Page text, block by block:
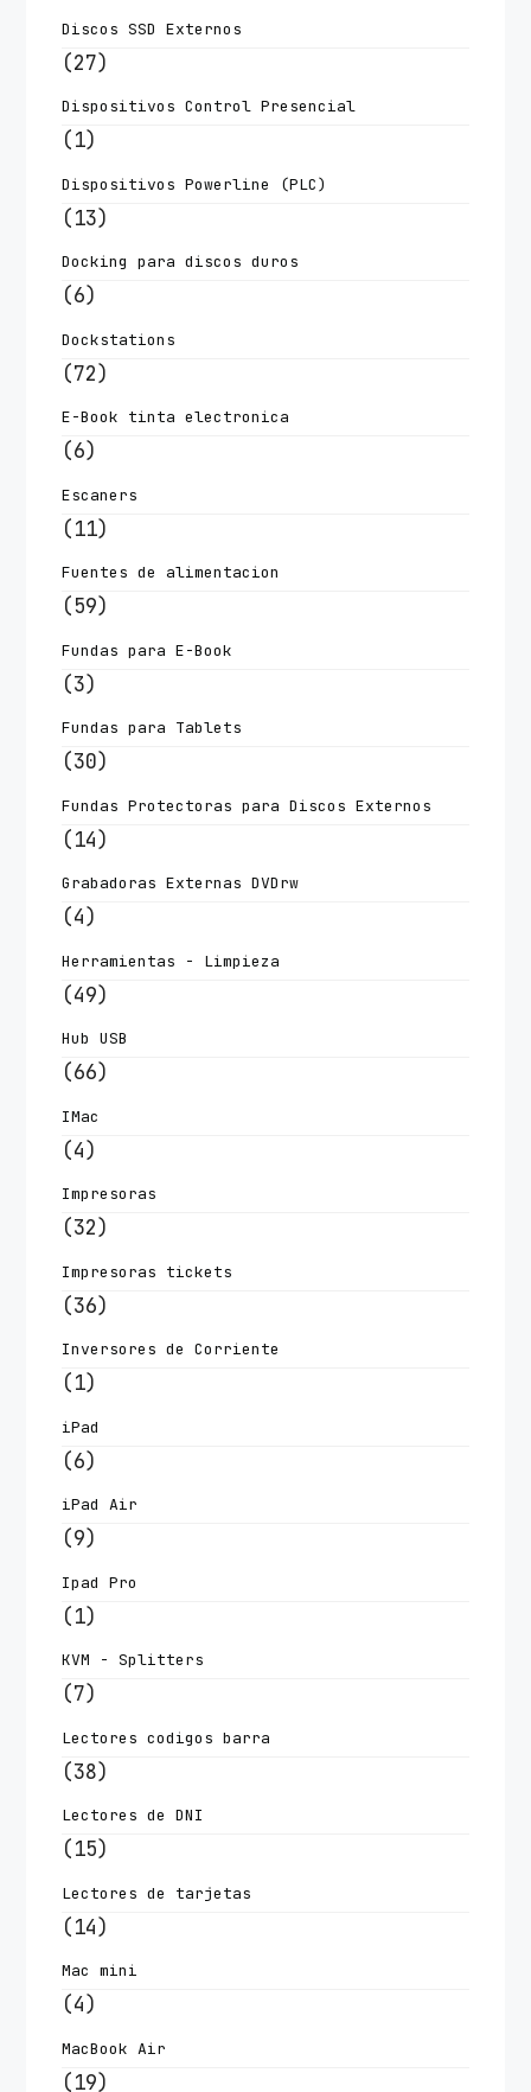
Discos SSD Externos
(27)
Dispositivos Control Presencial
(1)
Dispositivos Powerline (PLC)
(13)
Docking para discos duros
(6)
Dockstations
(72)
E-Book tinta electronica
(6)
Escaners
(11)
Fuentes de alimentacion
(59)
Fundas para E-Book
(3)
Fundas para Tablets
(30)
Fundas Protectoras para Discos Externos
(14)
Grabadoras Externas DVDrw
(4)
Herramientas - Limpieza
(49)
Hub USB
(66)
IMac
(4)
Impresoras
(32)
Impresoras tickets
(36)
Inversores de Corriente
(1)
iPad
(6)
iPad Air
(9)
Ipad Pro
(1)
KVM - Splitters
(7)
Lectores codigos barra
(38)
Lectores de DNI
(15)
Lectores de tarjetas
(14)
Mac mini
(4)
MacBook Air
(19)